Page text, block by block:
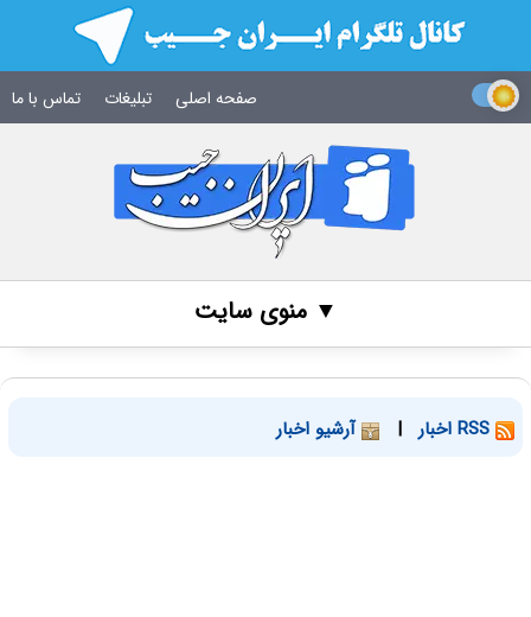
صفحه اصلی تبلیغات تماس با ما
▼ منوی سایت
| آرشیو اخبار